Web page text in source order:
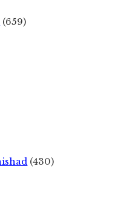
(659)
(430)